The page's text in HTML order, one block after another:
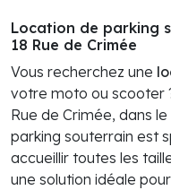
Location de parking
18 Rue de Crimée
Vous recherchez une
votre moto ou scooter
Rue de Crimée, dans
parking souterrain est
accueillir toutes les
une solution idéale